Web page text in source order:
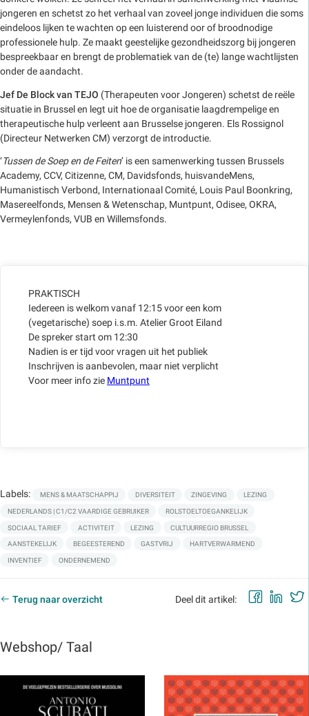
jongeren en schetst zo het verhaal van zoveel jonge individuen die soms
eindeloos lijken te wachten op een luisterend oor of broodnodige
professionele hulp. Ze maakt geestelijke gezondheidszorg bij jongeren
bespreekbaar en brengt de problematiek van de (te) lange wachtlijsten
onder de aandacht.
Jef De Block van TEJO (Therapeuten voor Jongeren) schetst de reële
situatie in Brussel en legt uit hoe de organisatie laagdrempelige en
therapeutische hulp verleent aan Brusselse jongeren. Els Rossignol
(Directeur Netwerken CM) verzorgt de introductie.
‘Tussen de Soep en de Feiten’ is een samenwerking tussen Brussels
Academy, CCV, Citizenne, CM, Davidsfonds, huisvandeMens,
Humanistisch Verbond, Internationaal Comité, Louis Paul Boonkring,
Masereelfonds, Mensen & Wetenschap, Muntpunt, Odisee, OKRA,
Vermeylenfonds, VUB en Willemsfonds.
PRAKTISCH
Iedereen is welkom vanaf 12:15 voor een kom
(vegetarische) soep i.s.m. Atelier Groot Eiland
De spreker start om 12:30
Nadien is er tijd voor vragen uit het publiek
Inschrijven is aanbevolen, maar niet verplicht
Voor meer info zie Muntpunt
Labels: MENS & MAATSCHAPPIJ DIVERSITEIT ZINGEVING LEZING
NEDERLANDS | C1/C2 VAARDIGE GEBRUIKER ROLSTOELTOEGANKELIJK
SOCIAAL TARIEF ACTIVITEIT LEZING CULTUURREGIO BRUSSEL
AANSTEKELIJK BEGEESTEREND GASTVRIJ HARTVERWARMEND
INVENTIEF ONDERNEMEND
Terug naar overzicht Deel dit artikel:
Webshop/ Taal